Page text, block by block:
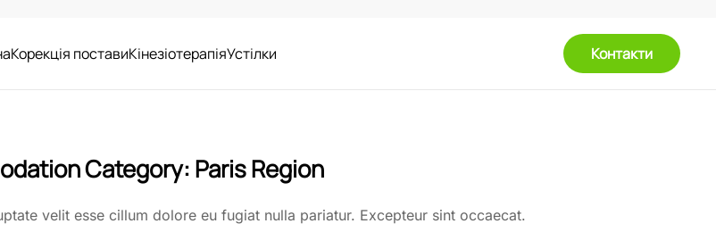
Корекція поставиКінезіотерапіяУстілки Контакти
Category:Paris Region
velit esse cillum dolore eu fugiat nulla pariatur. Excepteur sint occaecat.